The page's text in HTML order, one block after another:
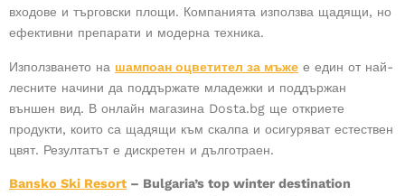
входове и търговски площи. Компанията използва щадящи, но
ефективни препарати и модерна техника.
Използването на шампоан оцветител за мъже е един от най-
лесните начини да поддържате младежки и поддържан
външен вид. В онлайн магазина Dosta.bg ще откриете
продукти, които са щадящи към скалпа и осигуряват естествен
цвят. Резултатът е дискретен и дълготраен.
Bansko Ski Resort – Bulgaria’s top winter destination